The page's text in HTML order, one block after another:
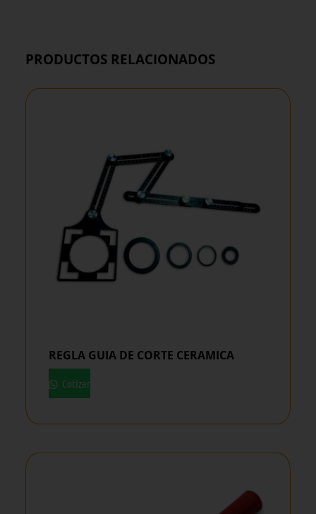
PRODUCTOS RELACIONADOS
REGLA GUIA DE CORTE CERAMICA
Cotizar